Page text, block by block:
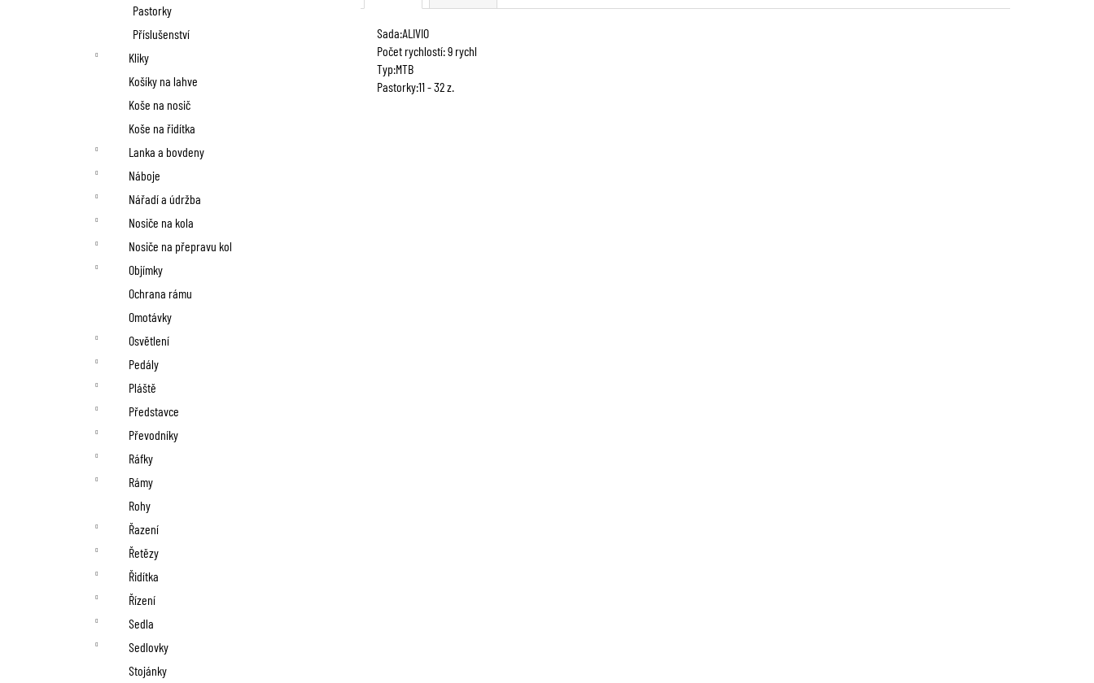
Pastorky
Příslušenství
Kliky
Košíky na lahve
Koše na nosič
Koše na řidítka
Lanka a bovdeny
Náboje
Nářadí a údržba
Nosiče na kola
Nosiče na přepravu kol
Objímky
Ochrana rámu
Omotávky
Osvětlení
Pedály
Pláště
Představce
Převodníky
Ráfky
Rámy
Rohy
Řazení
Řetězy
Řidítka
Řízení
Sedla
Sedlovky
Stojánky
Sada:ALIVIO
Počet rychlostí: 9 rychl
Typ:MTB
Pastorky:11 - 32 z.